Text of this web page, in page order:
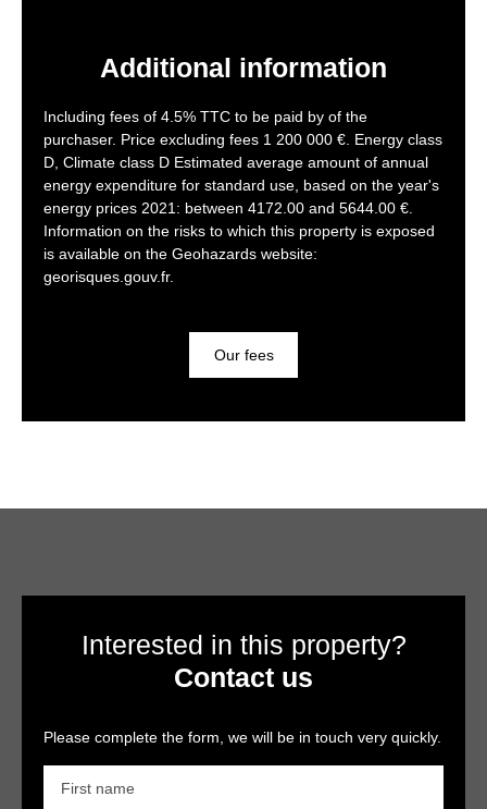
Additional information
Including fees of 4.5% TTC to be paid by of the
purchaser. Price excluding fees 1 200 000 €. Energy class
D, Climate class D Estimated average amount of annual
energy expenditure for standard use, based on the year's
energy prices 2021: between 4172.00 and 5644.00 €.
Information on the risks to which this property is exposed
is available on the Geohazards website:
georisques.gouv.fr.
Our fees
Interested in this property?
Contact us
Please complete the form, we will be in touch very quickly.
First name